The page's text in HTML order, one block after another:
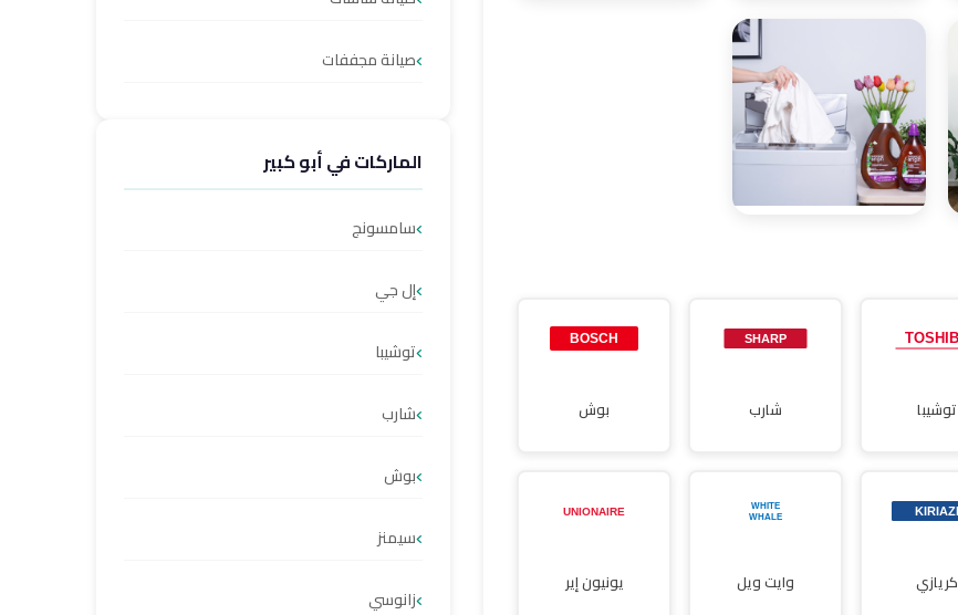
صيانة
ميكروويف
صيانة مجففات
توشيبا شارب بوش
كريازي وايت ويل يونيون إير
صيانة مجففات
الماركات في أبو كبير
سامسونج
إل جي
توشيبا
شارب
بوش
سيمنز
زانوسي